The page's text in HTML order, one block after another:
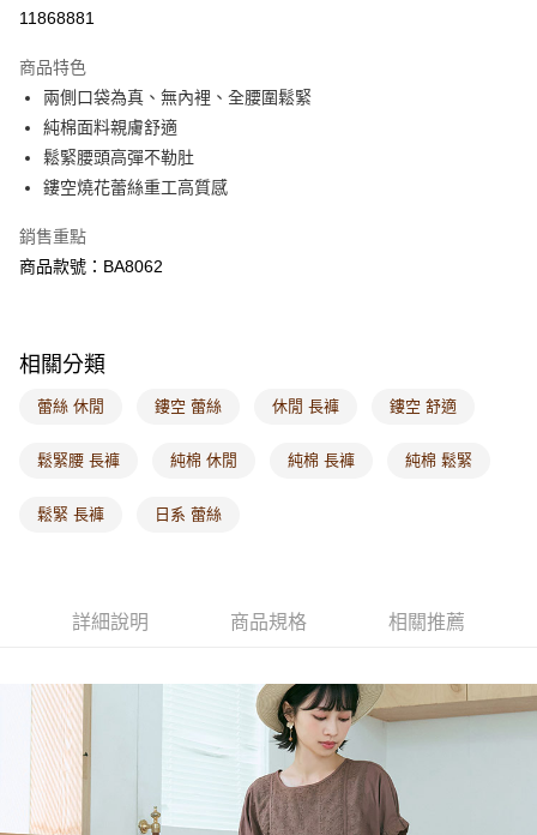
萊爾富取貨付款
付款後萊爾富取貨
每筆NT$60，滿NT$1,000(含以上)免運費
7-11取貨付款
每筆NT$60，滿NT$1,000(含以上)免運費
付款後7-11取貨
每筆NT$60，滿NT$1,000(含以上)免運費
每筆NT$120，滿NT$1,000(含以上)免運費
付款後門市自取
海外配送-港/澳/新/馬/泰國專屬 查看運費
海外配送-其他亞洲地區
11868881
商品特色
兩側口袋為真、無內裡、全腰圍鬆緊
純棉面料親膚舒適
鬆緊腰頭高彈不勒肚
鏤空燒花蕾絲重工高質感
銷售重點
商品款號：BA8062
相關分類
蕾絲 休閒 鏤空 蕾絲 休閒 長褲 鏤空 舒適
鬆緊腰 長褲 純棉 休閒 純棉 長褲 純棉 鬆緊
鬆緊 長褲 日系 蕾絲
詳細說明 商品規格 相關推薦